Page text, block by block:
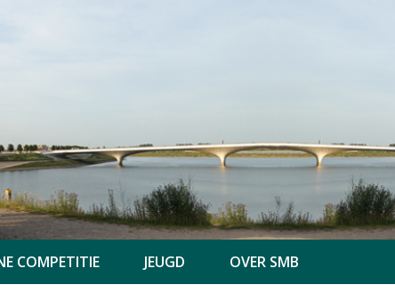
COMPETITIE JEUGD OVER SMB